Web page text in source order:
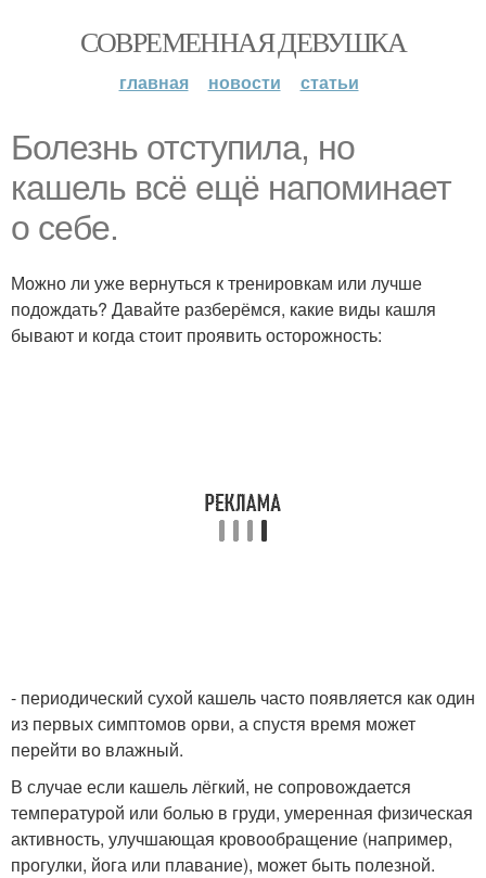
СОВРЕМЕННАЯ ДЕВУШКА
главная новости статьи
Болезнь отступила, но
кашель всё ещё напоминает
о себе.
Можно ли уже вернуться к тренировкам или лучше
подождать? Давайте разберёмся, какие виды кашля
бывают и когда стоит проявить осторожность:
- периодический сухой кашель часто появляется как один
из первых симптомов орви, а спустя время может
перейти во влажный.
В случае если кашель лёгкий, не сопровождается
температурой или болью в груди, умеренная физическая
активность, улучшающая кровообращение (например,
прогулки, йога или плавание), может быть полезной.